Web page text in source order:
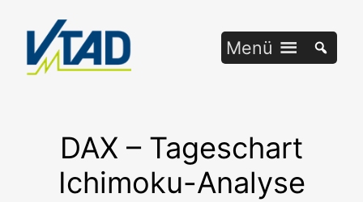
springen
Menü
DAX – Tageschart
Ichimoku-Analyse